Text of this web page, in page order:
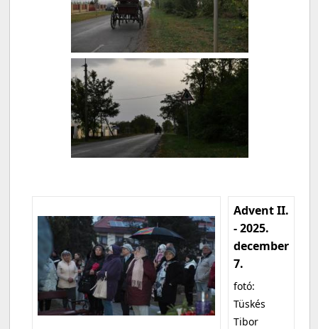
Advent II.
- 2025.
december
7.
fotó:
Tüskés
Tibor